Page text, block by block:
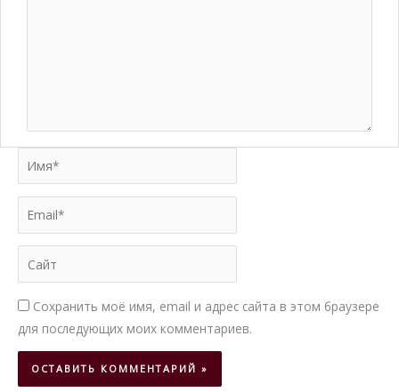
Имя*
Email*
Сайт
Сохранить моё имя, email и адрес сайта в этом браузере
для последующих моих комментариев.